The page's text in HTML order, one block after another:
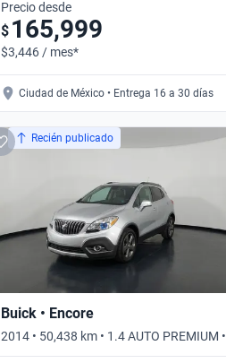
Precio desde
$ 165,999
$3,446 / mes*
Ciudad de México • Entrega 16 a 30 días
Recién publicado
Buick • Encore
2014 • 50,438 km • 1.4 AUTO PREMIUM •
Automático